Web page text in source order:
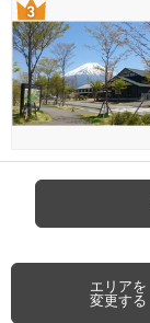
エリアを
変更する